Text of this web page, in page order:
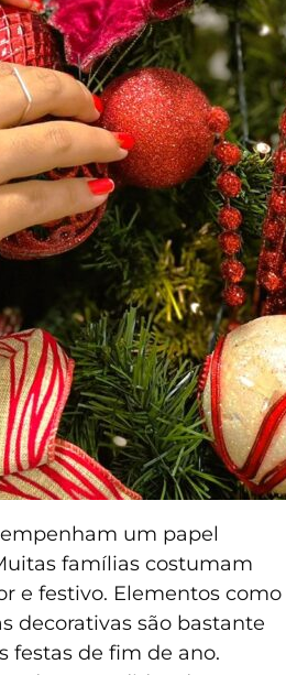
um papel
famílias costumam
e festivo. Elementos como
decorativas são bastante
festas de fim de ano.